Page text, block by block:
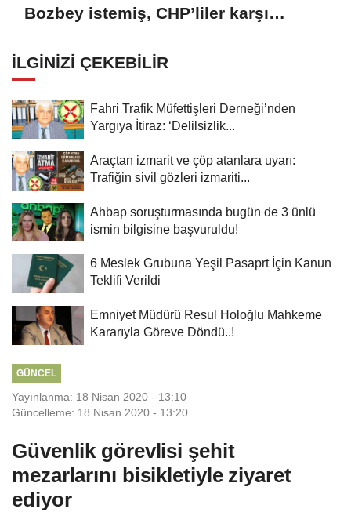
Bozbey istemiş, CHP’liler karşı
İLGINIZI ÇEKEBILIR
Fahri Trafik Müfettişleri Derneği’nden
Yargıya İtiraz: ‘Delilsizlik...
Araçtan izmarit ve çöp atanlara uyarı:
Trafiğin sivil gözleri izmariti...
Ahbap soruşturmasında bugün de 3 ünlü
ismin bilgisine başvuruldu!
6 Meslek Grubuna Yeşil Pasaprt İçin Kanun
Teklifi Verildi
Emniyet Müdürü Resul Holoğlu Mahkeme
Kararıyla Göreve Döndü..!
GÜNCEL
Yayınlanma: 18 Nisan 2020 - 13:10
Güncelleme: 18 Nisan 2020 - 13:20
Güvenlik görevlisi şehit
mezarlarını bisikletiyle ziyaret
ediyor